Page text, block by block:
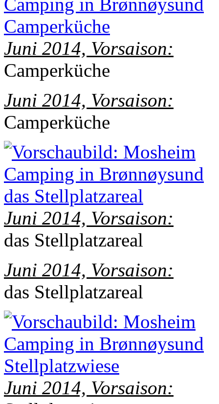
Juni 2014, Vorsaison:
Camperküche
Juni 2014, Vorsaison:
Camperküche
Juni 2014, Vorsaison:
das Stellplatzareal
Juni 2014, Vorsaison:
das Stellplatzareal
Juni 2014, Vorsaison: